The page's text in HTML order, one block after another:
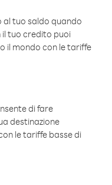
al tuo saldo quando
il tuo credito puoi
il mondo con le tariffe
di fare
destinazione
le tariffe basse di